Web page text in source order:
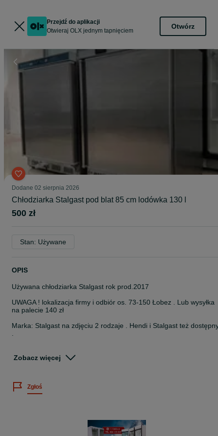
Przejdź do aplikacji
Otwieraj OLX jednym tapnięciem
Otwórz
Dodane 02 sierpnia 2026
Chłodziarka Stalgast pod blat 85 cm lodówka 130 l
500 zł
Stan: Używane
OPIS
Używana chłodziarka Stalgast rok prod.2017
UWAGA ! lokalizacja firmy i odbiór os. 73-150 Łobez . Lub wysyłka
na palecie 140 zł
Marka: Stalgast na zdjęciu 2 rodzaje . Hendi i Stalgast też
nośność półek do 8 kg
w komplecie 3 półki
elektroniczny sterownik z wyświetlaczem temperatury
wymiary półek WxD: 505x365 mm
czynnik chłodniczy R600a/35g
Zobacz więcej
Zgłoś